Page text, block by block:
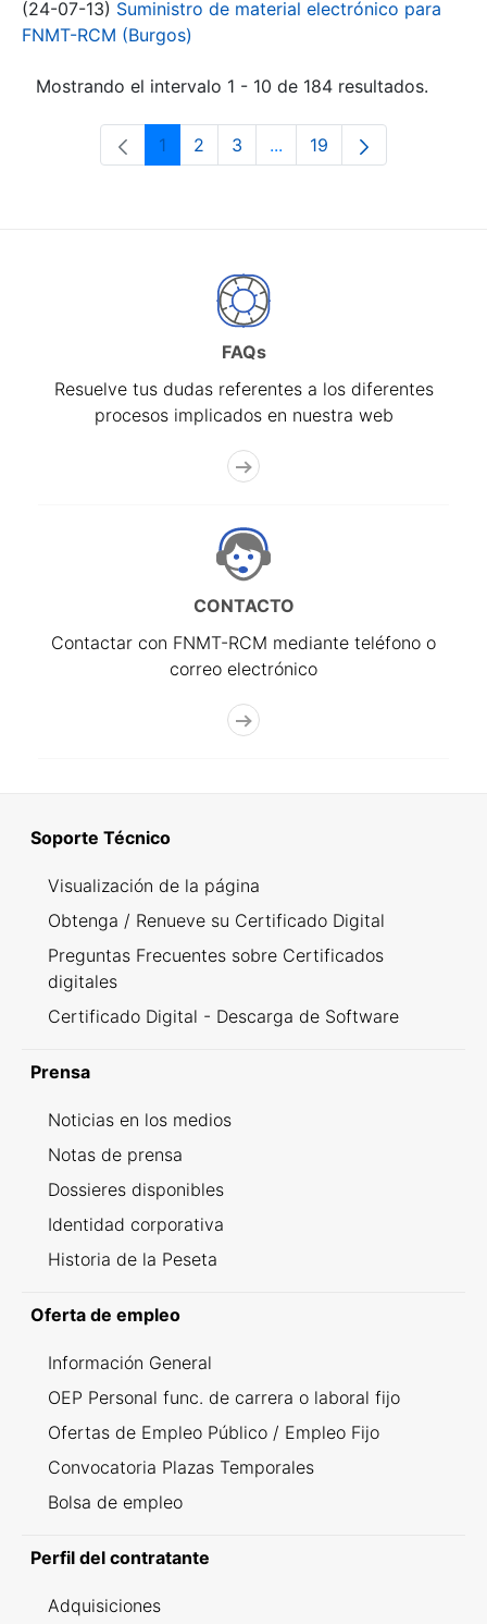
(24-07-13) Suministro de material electrónico para
FNMT-RCM (Burgos)
Mostrando el intervalo 1 - 10 de 184 resultados.
Página
1 Página
2 Página
3 ...Páginas intermedias Use
Página
19
FAQs
Resuelve tus dudas referentes a los diferentes
procesos implicados en nuestra web
CONTACTO
Contactar con FNMT-RCM mediante teléfono o
correo electrónico
Soporte Técnico
Visualización de la página
Obtenga / Renueve su Certificado Digital
Preguntas Frecuentes sobre Certificados
digitales
Certificado Digital - Descarga de Software
Prensa
Noticias en los medios
Notas de prensa
Dossieres disponibles
Identidad corporativa
Historia de la Peseta
Oferta de empleo
Información General
OEP Personal func. de carrera o laboral fijo
Ofertas de Empleo Público / Empleo Fijo
Convocatoria Plazas Temporales
Bolsa de empleo
Perfil del contratante
Adquisiciones